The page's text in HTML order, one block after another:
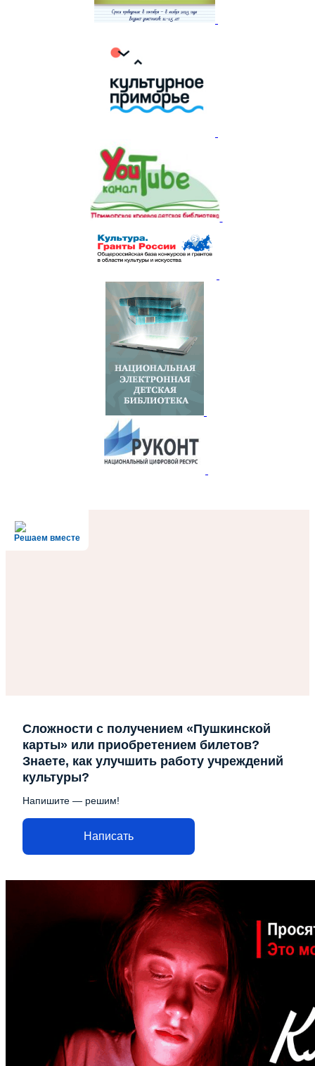
Решаем вместе
Сложности с получением «Пушкинской
карты» или приобретением билетов?
Знаете, как улучшить работу учреждений
культуры?
Напишите — решим!
Написать